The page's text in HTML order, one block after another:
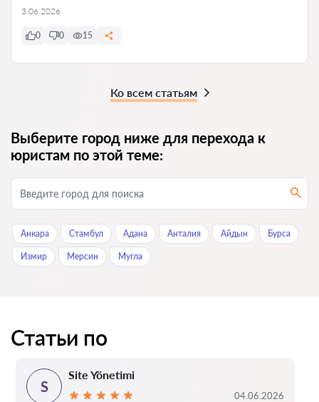
3.06.2026
0 0 15
Ко всем статьям
Выберите город ниже для перехода к
юристам по этой теме:
Анкара Стамбул Адана Анталия Айдын Бурса
Измир Мерсин Мугла
Статьи по
S
Site Yönetimi
04.06.2026